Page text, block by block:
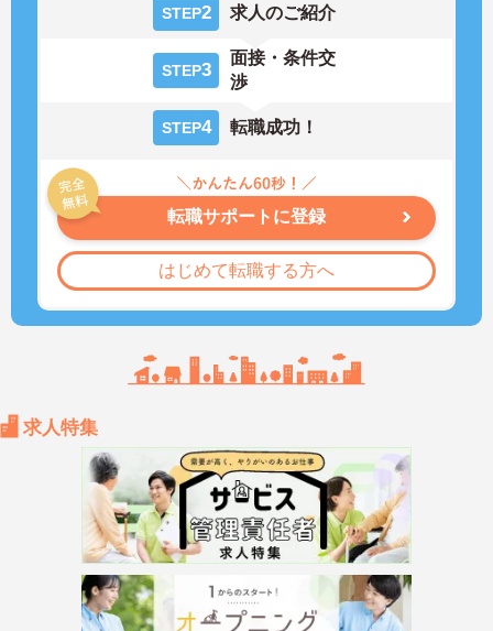
STEP2 求人のご紹介
STEP3
面接・条件交
渉
STEP4 転職成功！
転職サポートに登録
はじめて転職する方へ
求人特集